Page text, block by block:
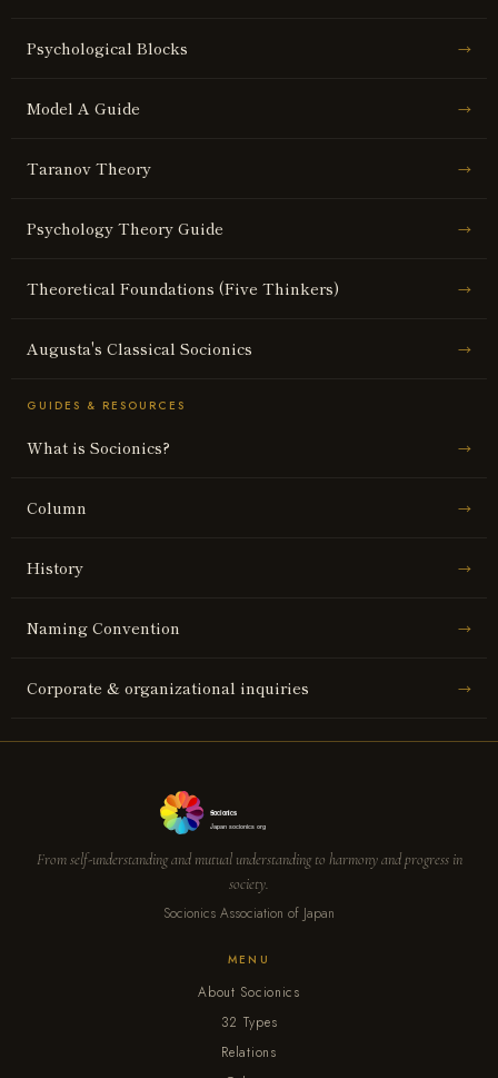
Psychological Blocks →
Model A Guide →
Taranov Theory →
Psychology Theory Guide →
Theoretical Foundations (Five Thinkers) →
Augusta's Classical Socionics →
GUIDES & RESOURCES
What is Socionics? →
Column →
History →
Naming Convention →
Corporate & organizational inquiries →
Socionics
Japan socionics org
From self-understanding and mutual understanding to harmony and progress in
society.
Socionics Association of Japan
MENU
About Socionics
32 Types
Relations